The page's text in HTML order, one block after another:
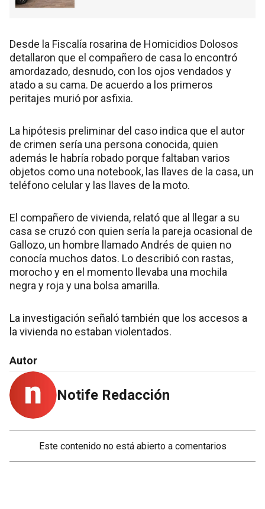
Desde la Fiscalía rosarina de Homicidios Dolosos
detallaron que el compañero de casa lo encontró
amordazado, desnudo, con los ojos vendados y
atado a su cama. De acuerdo a los primeros
peritajes murió por asfixia.
La hipótesis preliminar del caso indica que el autor
de crimen sería una persona conocida, quien
además le habría robado porque faltaban varios
objetos como una notebook, las llaves de la casa, un
teléfono celular y las llaves de la moto.
El compañero de vivienda, relató que al llegar a su
casa se cruzó con quien sería la pareja ocasional de
Gallozo, un hombre llamado Andrés de quien no
conocía muchos datos. Lo describió con rastas,
morocho y en el momento llevaba una mochila
negra y roja y una bolsa amarilla.
La investigación señaló también que los accesos a
la vivienda no estaban violentados.
Autor
Notife Redacción
Este contenido no está abierto a comentarios